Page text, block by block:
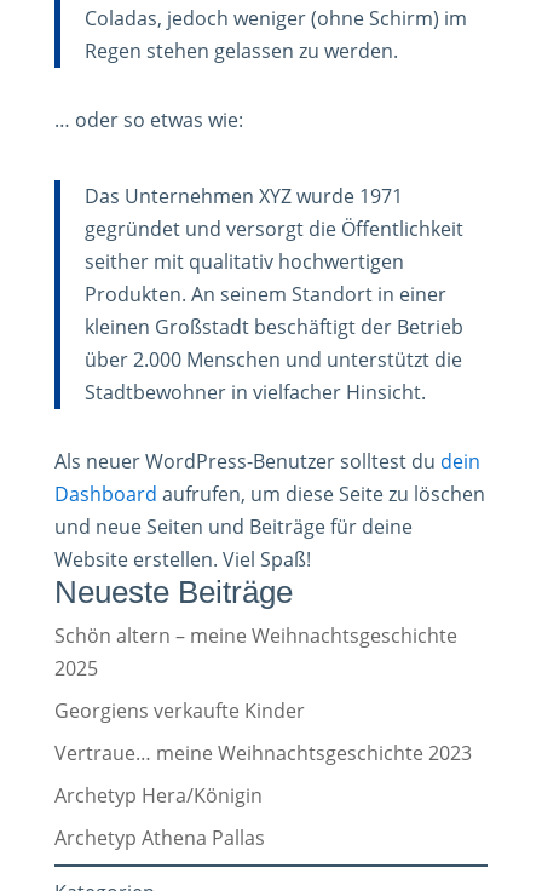
Coladas, jedoch weniger (ohne Schirm) im
Regen stehen gelassen zu werden.
… oder so etwas wie:
Das Unternehmen XYZ wurde 1971
gegründet und versorgt die Öffentlichkeit
seither mit qualitativ hochwertigen
Produkten. An seinem Standort in einer
kleinen Großstadt beschäftigt der Betrieb
über 2.000 Menschen und unterstützt die
Stadtbewohner in vielfacher Hinsicht.
Als neuer WordPress-Benutzer solltest du dein
Dashboard aufrufen, um diese Seite zu löschen
und neue Seiten und Beiträge für deine
Website erstellen. Viel Spaß!
Neueste Beiträge
Schön altern – meine Weihnachtsgeschichte
2025
Georgiens verkaufte Kinder
Vertraue… meine Weihnachtsgeschichte 2023
Archetyp Hera/Königin
Archetyp Athena Pallas